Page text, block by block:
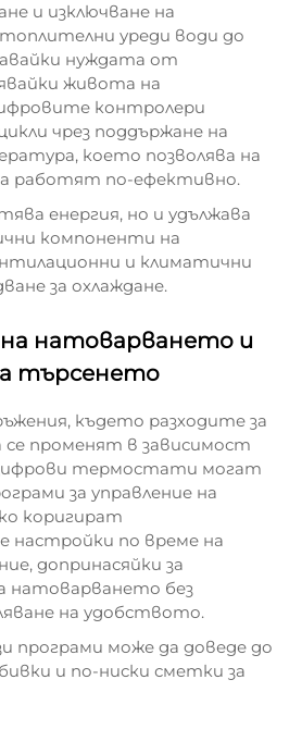
и изключване на
уреди води до
нуждата от
живота на
контролери
чрез поддържане на
което позволява на
работят по-ефективно.
енергия, но и удължава
компоненти на
и климатични
за охлаждане.
на натоварването и
търсенето
където разходите за
се променят в зависимост
термостати могат
за управление на
коригират
по време на
допринасяйки за
натоварването без
на удобството.
програми може да доведе до
и по-ниски сметки за